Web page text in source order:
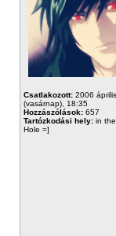
Csatlakozott: 2006
(vasárnap), 18:35
Hozzászólások: 657
Tartózkodási hely: in
Hole =]